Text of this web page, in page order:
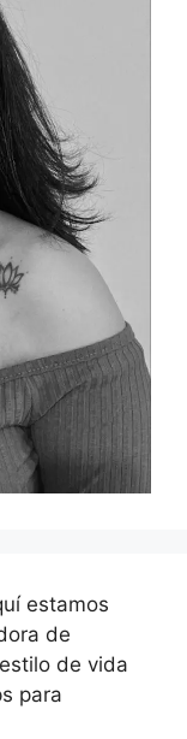
estamos
de
de vida
para